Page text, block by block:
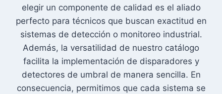
elegir un componente de calidad es el aliado
perfecto para técnicos que buscan exactitud en
sistemas de detección o monitoreo industrial.
Además, la versatilidad de nuestro catálogo
facilita la implementación de disparadores y
detectores de umbral de manera sencilla. En
consecuencia, permitimos que cada sistema se